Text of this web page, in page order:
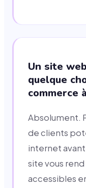
Un site
quelque
commerce
Absolument.
de clients
internet
site vous
accessibles